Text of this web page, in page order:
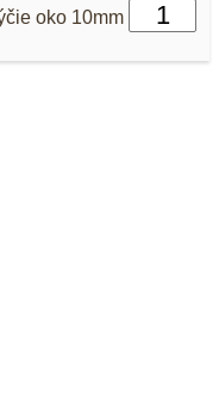
oko 10mm